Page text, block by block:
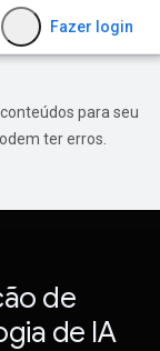
Fazer login
para seu
ter erros.
de
de IA